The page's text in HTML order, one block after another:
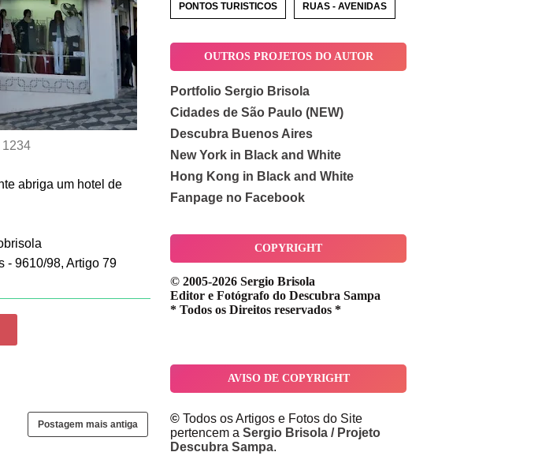
abriga um hotel de
- 9610/98, Artigo 79
Postagem mais antiga
PONTOS TURISTICOS RUAS - AVENIDAS
OUTROS PROJETOS DO AUTOR
Portfolio Sergio Brisola
Cidades de São Paulo (NEW)
Descubra Buenos Aires
New York in Black and White
Hong Kong in Black and White
Fanpage no Facebook
COPYRIGHT
© 2005-2026 Sergio Brisola
Editor e Fotógrafo do Descubra Sampa
* Todos os Direitos reservados *
AVISO DE COPYRIGHT
© Todos os Artigos e Fotos do Site
pertencem a Sergio Brisola / Projeto
Descubra Sampa.